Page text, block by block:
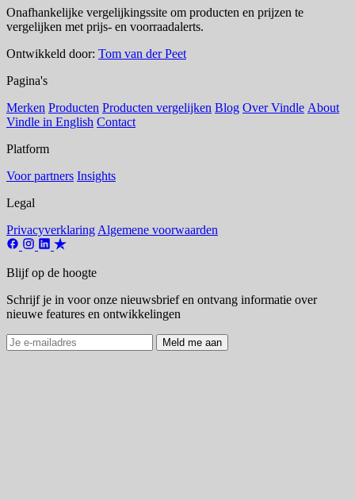
Onafhankelijke vergelijkingssite om producten en prijzen te
vergelijken met prijs- en voorraadalerts.
Ontwikkeld door: Tom van der Peet
Pagina's
Merken Producten Producten vergelijken Blog Over Vindle About
Vindle in English Contact
Platform
Voor partners Insights
Legal
Privacyverklaring Algemene voorwaarden
Blijf op de hoogte
Schrijf je in voor onze nieuwsbrief en ontvang informatie over
nieuwe features en ontwikkelingen
Meld me aan